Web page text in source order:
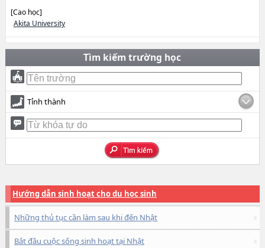
[Cao học]
Akita University
Tìm kiếm trường học
Tỉnh thành
Hướng dẫn sinh hoạt cho du học sinh
Những thủ tục cần làm sau khi đến Nhật
Bắt đầu cuộc sống sinh hoạt tại Nhật